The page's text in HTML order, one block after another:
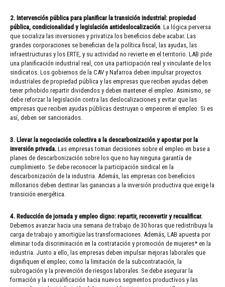
2. Intervención pública para planificar la transición industrial: propiedad
pública, condicionalidad y legislación antideslocalización . La lógica perversa
que socializa las inversiones y privatiza los beneficios debe acabar. Las
grandes corporaciones se benefician de la política fiscal, las ayudas, las
infraestructuras y los ERTE, y su actividad no revierte en el territorio. LAB pide
una planificación industrial real, con una participación real y vinculante de los
sindicatos. Los gobiernos de la CAV y Nafarroa deben impulsar proyectos
industriales de propiedad pública y las empresas que reciben ayudas deben
tener prhobido repartir dividendos y deben mantener el empleo. Asimismo, se
debe reforzar la legislación contra las deslocalizaciones y evitar que las
empresas que reciben ayudas públicas destruyan o empeoren el empleo. Si es
así, deben ser sancionados.
3. Llevar la negociación colectiva a la descarbonización y apostar por la
inversión privada. Las empresas toman decisiones sobre el empleo en base a
planes de descarbonización sobre los que no hay ninguna garantía de
cumplimiento. Se debe reconocer la participación sindical en la
descarbonización de la industria. Además, las empresas con beneficios
millonarios deben destinar las ganancias a la inversión productiva que exige la
transición energética.
4. Reducción de jornada y empleo digno: repartir, reconvertir y recualificar.
Debemos avanzar hacia una semana de trabajo de 30 horas que redistribuya la
carga de trabajo y amortigüe las transformaciones. Además, LAB apuesta por
eliminar toda discriminación en la contratación y promoción de mujeres* en la
industria. Junto a ello, las empresas deben impulsar mejoras laborales que
dignifiquen el empleo; como la limitación de la subcontratación, la
subrogación y la prevención de riesgos laborales. Se debe asegurar la
formación y la recualificación hacia nuevos segmentos productivos y las